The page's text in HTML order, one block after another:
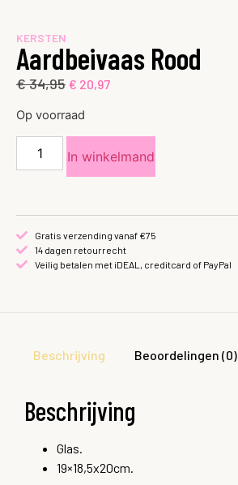
KERSTEN
Aardbeivaas Rood
€34,95 € 20,97
Op voorraad
In winkelmand
Gratis verzending vanaf €75
14 dagen retourrecht
Veilig betalen met iDEAL, creditcard of PayPal
Beschrijving Beoordelingen (0)
Beschrijving
Glas.
19×18,5x20cm.